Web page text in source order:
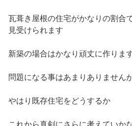
瓦葺き屋根の住宅がかなりの割合
見受けられます
新築の場合はかなり頑丈に作りま
問題になる事はあまりありません
やはり既存住宅をどうするか